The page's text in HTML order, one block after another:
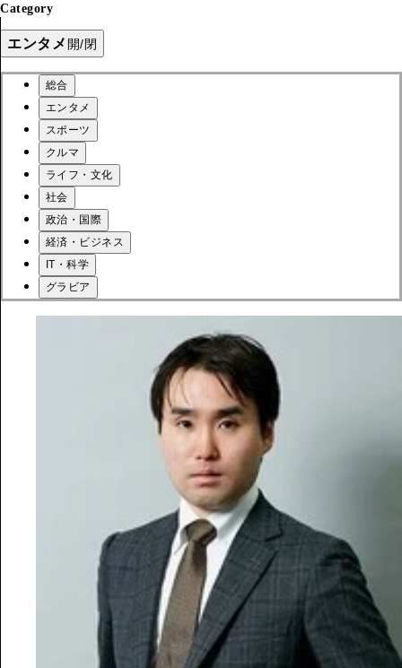
Category
エンタメ 開/閉
総合
エンタメ
スポーツ
クルマ
ライフ・文化
社会
政治・国際
経済・ビジネス
IT・科学
グラビア